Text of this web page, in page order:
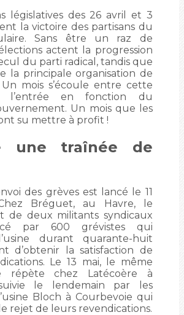
législatives des 26 avril et 3
la victoire des partisans du
Sans être un raz de
actent la progression
du parti radical, tandis que
la principale organisation de
Un mois s’écoule entre cette
l’entrée en fonction du
Un mois que les
su mettre à profit !
une traînée de
des grèves est lancé le 11
Bréguet, au Havre, le
de deux militants syndicaux
par 600 grévistes qui
durant quarante-huit
d’obtenir la satisfaction de
Le 13 mai, le même
répète chez Latécoère à
le lendemain par les
Bloch à Courbevoie qui
rejet de leurs revendications.